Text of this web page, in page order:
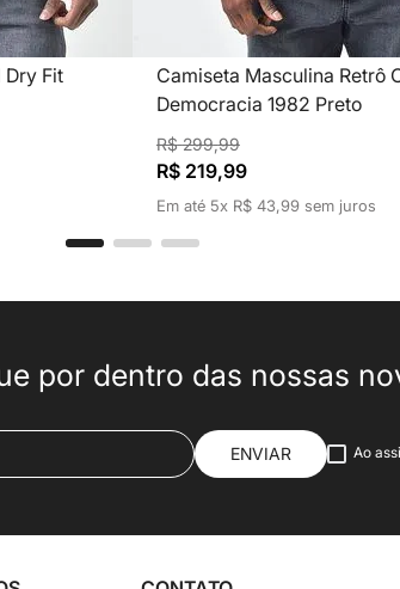
Dry Fit
Camiseta Masculina Retrô
Democracia 1982 Preto
R$ 299,99
R$ 219,99
Em até 5x R$ 43,99sem juros
por dentro das nossas
ENVIAR Ao